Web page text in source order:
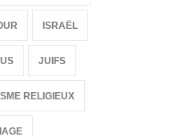
ISRAËL
JUIFS
RELIGIEUX